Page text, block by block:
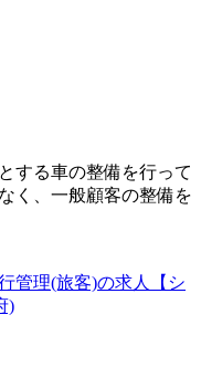
する車の整備を行って
く、一般顧客の整備を
管理(旅客)の求人【シ
)